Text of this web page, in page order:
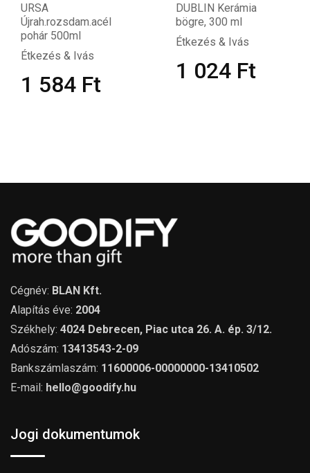
URSA
Újrah.rozsdam.acél
pohár 500ml
Étkezés & Ivás
1 584Ft
DUBLIN Kerámia
bögre, 300 ml
Étkezés & Ivás
1 024Ft
Cégnév: BLAN Kft.
Alapítás éve: 2004
Székhely: 4024 Debrecen, Piac utca 26. A. ép. 3/12.
Adószám: 13413543-2-09
Bankszámlaszám: 11600006-00000000-13410502
E-mail: hello@goodify.hu
Jogi dokumentumok